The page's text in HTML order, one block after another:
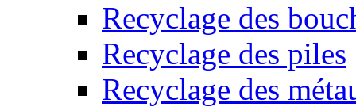
Recyclage des
Recyclage des piles
Recyclage des